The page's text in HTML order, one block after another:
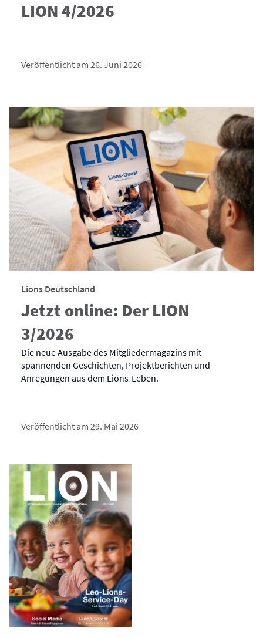
LION 4/2026
Veröffentlicht am 26. Juni 2026
Lions Deutschland
Jetzt online: Der LION
3/2026
Die neue Ausgabe des Mitgliedermagazins mit
spannenden Geschichten, Projektberichten und
Anregungen aus dem Lions-Leben.
Veröffentlicht am 29. Mai 2026